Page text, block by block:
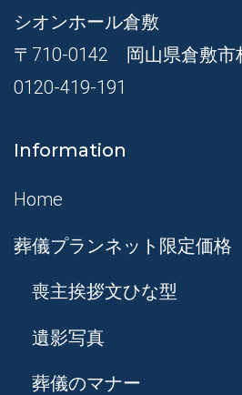
シオンホール倉敷
〒710-0142 岡山県倉敷市
0120-419-191
Information
Home
葬儀プランネット限定価格
喪主挨拶文ひな型
遺影写真
葬儀のマナー